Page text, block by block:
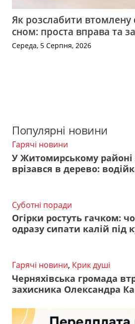
Як розслабити втомлену
сном: проста вправа та
Середа, 5 Серпня, 2026
Популярні новини
Гарячі новини
У Житомирському районі
врізався в дерево:
Суботні поради
Огірки ростуть гачком:
одразу сипати калій під
Гарячі новини, Крик душі
Черняхівська громада
захисника Олександра